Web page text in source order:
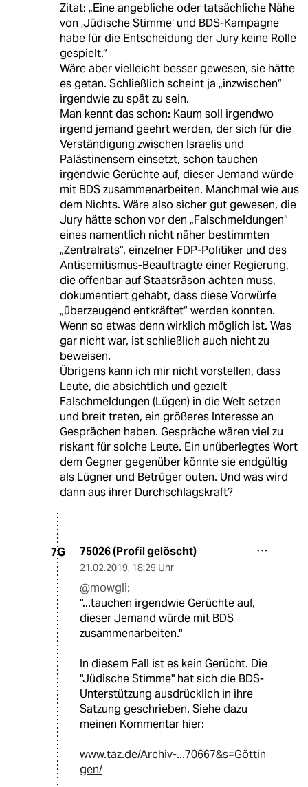
Zitat: „Eine angebliche oder tatsächliche Nähe
von ‚Jüdische Stimme‘ und BDS-Kampagne
habe für die Entscheidung der Jury keine Rolle
gespielt.“
Wäre aber vielleicht besser gewesen, sie hätte
es getan. Schließlich scheint ja „inzwischen“
irgendwie zu spät zu sein.
Man kennt das schon: Kaum soll irgendwo
irgend jemand geehrt werden, der sich für die
Verständigung zwischen Israelis und
Palästinensern einsetzt, schon tauchen
irgendwie Gerüchte auf, dieser Jemand würde
mit BDS zusammenarbeiten. Manchmal wie aus
dem Nichts. Wäre also sicher gut gewesen, die
Jury hätte schon vor den „Falschmeldungen“
eines namentlich nicht näher bestimmten
„Zentralrats“, einzelner FDP-Politiker und des
Antisemitismus-Beauftragte einer Regierung,
die offenbar auf Staatsräson achten muss,
dokumentiert gehabt, dass diese Vorwürfe
„überzeugend entkräftet“ werden konnten.
Wenn so etwas denn wirklich möglich ist. Was
gar nicht war, ist schließlich auch nicht zu
beweisen.
Übrigens kann ich mir nicht vorstellen, dass
Leute, die absichtlich und gezielt
Falschmeldungen (Lügen) in die Welt setzen
und breit treten, ein größeres Interesse an
Gesprächen haben. Gespräche wären viel zu
riskant für solche Leute. Ein unüberlegtes Wort
dem Gegner gegenüber könnte sie endgültig
als Lügner und Betrüger outen. Und was wird
dann aus ihrer Durchschlagskraft?
7G 75026 (Profil gelöscht)
21.02.2019, 18:29 Uhr
@mowgli:
"...tauchen irgendwie Gerüchte auf,
dieser Jemand würde mit BDS
zusammenarbeiten."
In diesem Fall ist es kein Gerücht. Die
"Jüdische Stimme" hat sich die BDS-
Unterstützung ausdrücklich in ihre
Satzung geschrieben. Siehe dazu
meinen Kommentar hier:
www.taz.de/Archiv-...70667&s=Göttin
gen/